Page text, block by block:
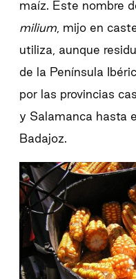
maíz. Este nombre
milium, mijo en
utiliza, aunque
de la Península
por las provincias
y Salamanca hasta
Badajoz.